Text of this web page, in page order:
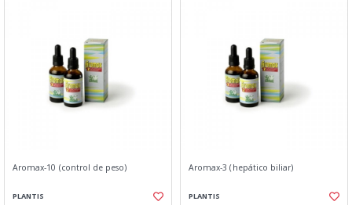
Aromax-10 (control de peso)
PLANTIS
Aromax-3 (hepático biliar)
PLANTIS